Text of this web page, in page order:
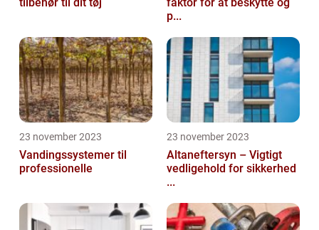
p...
23 november 2023
Vandingssystemer til
professionelle
23 november 2023
Altaneftersyn – Vigtigt
vedligehold for sikkerhed
...